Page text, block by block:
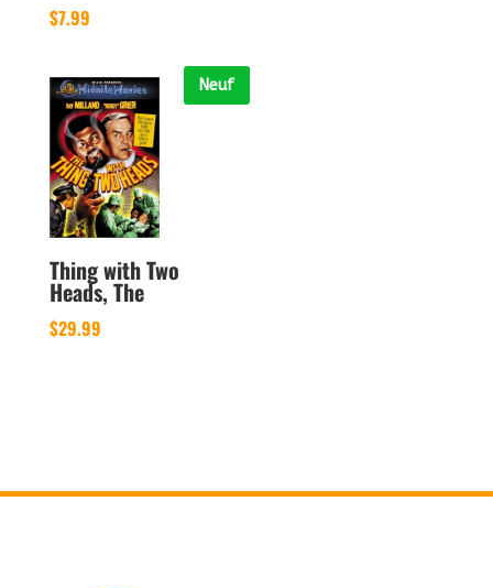
$7.99
Neuf
Thing with Two
Heads, The
$29.99